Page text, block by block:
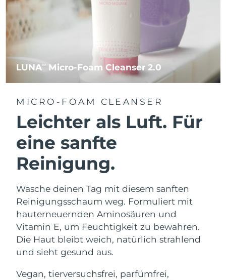
LUNATM Micro-Foam Cleanser 2.0
MICRO-FOAM CLEANSER
Leichter als Luft. Für
eine sanfte
Reinigung.
Wasche deinen Tag mit diesem sanften
Reinigungsschaum weg. Formuliert mit
hauterneuernden Aminosäuren und
Vitamin E, um Feuchtigkeit zu bewahren.
Die Haut bleibt weich, natürlich strahlend
und sieht gesund aus.
Vegan, tierversuchsfrei, parfümfrei,